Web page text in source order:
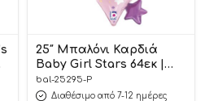
25″ Μπαλόνι Καρδιά
Baby Girl Stars 64εκ |
25295-P
bal-25295-P
Διαθέσιμο από 7-12 ημέρες